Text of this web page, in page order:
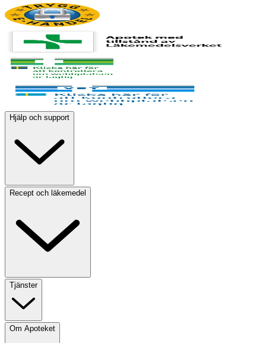
Hjälp och support
Recept och läkemedel
Tjänster
Om Apoteket